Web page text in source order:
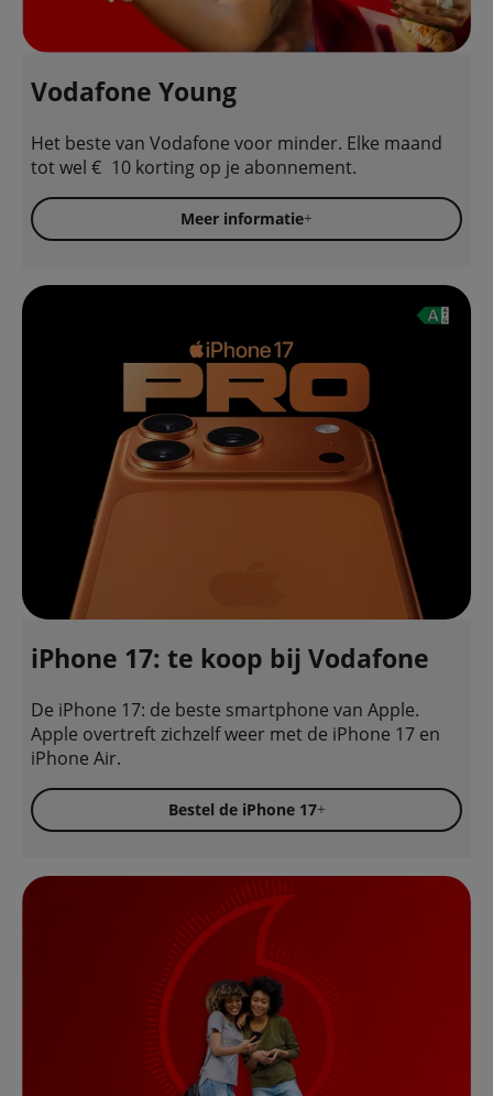
Vodafone Young
Het beste van Vodafone voor minder. Elke maand
tot wel € 10 korting op je abonnement.
Meer informatie
iPhone 17: te koop bij Vodafone
De iPhone 17: de beste smartphone van Apple.
Apple overtreft zichzelf weer met de iPhone 17 en
iPhone Air.
Bestel de iPhone 17